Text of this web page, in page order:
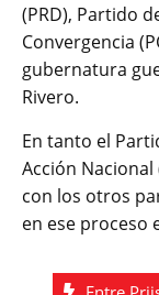
(PRD), Partido
Convergencia
gubernatura
Rivero.
En tanto el
Acción
con los otros
en ese proceso